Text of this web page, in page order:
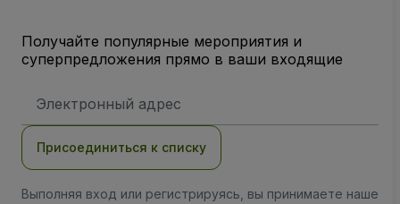
Получайте популярные мероприятия и
суперпредложения прямо в ваши входящие
электронной
Присоединиться к списку
Выполняя вход или регистрируясь, вы принимаете наше